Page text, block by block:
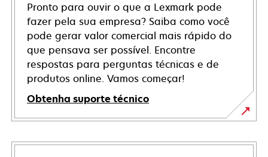
Pronto para ouvir o que a Lexmark pode
fazer pela sua empresa? Saiba como você
pode gerar valor comercial mais rápido do
que pensava ser possível. Encontre
respostas para perguntas técnicas e de
produtos online. Vamos começar!
Obtenha suporte técnico
abre
em